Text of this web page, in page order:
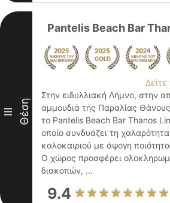
III Θέση
Pantelis Beach Bar
Στην ειδυλλιακή Λήμνο, στην
αμμουδιά της Παραλίας
το Pantelis Beach Bar Thanos
οποίο συνδυάζει τη
καλοκαιριού με άψογη
Ο χώρος προσφέρει
διακοπών, ...
9.4